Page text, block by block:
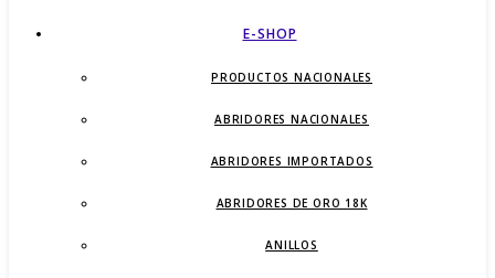
E-SHOP
PRODUCTOS NACIONALES
ABRIDORES NACIONALES
ABRIDORES IMPORTADOS
ABRIDORES DE ORO 18K
ANILLOS